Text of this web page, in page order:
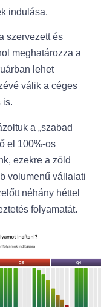
indulása.
szervezett és
meghatározza a
lehet
válik a céges
is.
a „szabad
el 100%-os
ezekre a zöld
volumenű vállalati
néhány héttel
folyamatát.